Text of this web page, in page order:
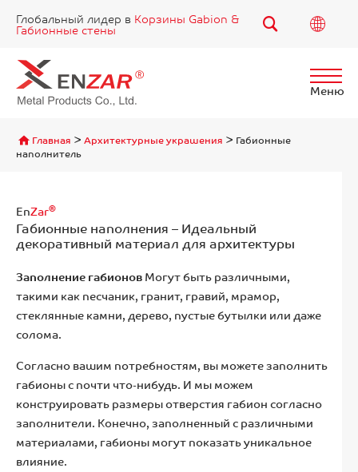
Глобальный лидер в Корзины Gabion &
Габионные стены
Меню
Главная >Архитектурные украшения > Габионные
наполнитель
EnZar®
Габионные наполнения – Идеальный
декоративный материал для архитектуры
Заполнение габионовМогут быть различными,
такими как песчаник, гранит, гравий, мрамор,
стеклянные камни, дерево, пустые бутылки или даже
солома.
Согласно вашим потребностям, вы можете заполнить
габионы с почти что-нибудь. И мы можем
конструировать размеры отверстия габион согласно
заполнители. Конечно, заполненный с различными
материалами, габионы могут показать уникальное
влияние.